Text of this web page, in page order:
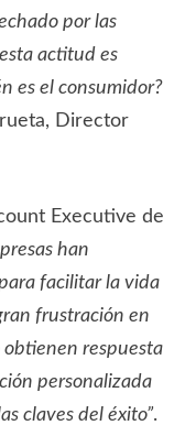
por las
actitud es
es el consumidor?
Director
Executive de
han
facilitar la vida
frustración en
obtienen respuesta
personalizada
claves del éxito”.